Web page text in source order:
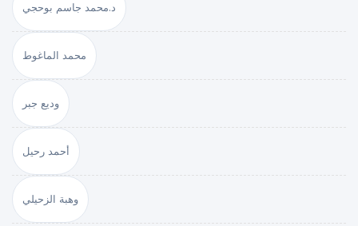
د.محمد جاسم بوحجي
محمد الماغوط
وديع جبر
أحمد رحيل
وهبة الزحيلي